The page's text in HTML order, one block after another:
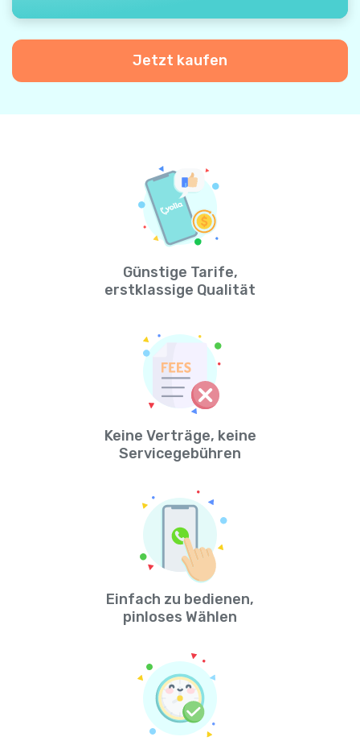
Jetzt kaufen
Günstige Tarife,
erstklassige Qualität
Keine Verträge, keine
Servicegebühren
Einfach zu bedienen,
pinloses Wählen